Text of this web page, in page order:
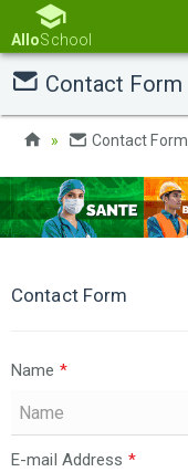
AlloSchool
Contact Form
Contact Form
Contact Form
Name *
E-mail Address *